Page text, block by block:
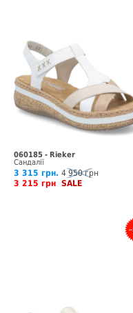
060185 - Rieker
Сандалії
3 315 грн. 4 950 грн
3 215 грн SALE